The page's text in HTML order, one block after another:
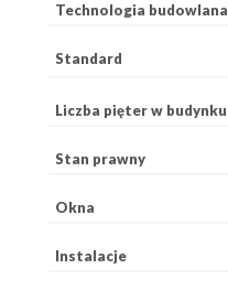
Technologia budowlana
Standard
Liczba pięter w budynku
Stan prawny
Okna
Instalacje